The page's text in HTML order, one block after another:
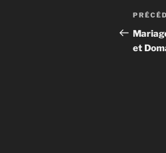
de
Article
et